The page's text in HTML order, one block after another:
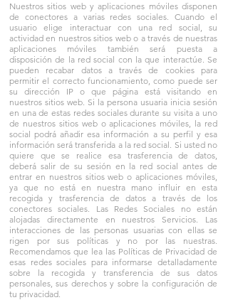
Nuestros sitios web y aplicaciones móviles disponen
de conectores a varias redes sociales. Cuando el
usuario elige interactuar con una red social, su
actividad en nuestros sitios web o a través de nuestras
aplicaciones móviles también será puesta a
disposición de la red social con la que interactúe. Se
pueden recabar datos a través de cookies para
permitir el correcto funcionamiento, como puede ser
su dirección IP o que página está visitando en
nuestros sitios web. Si la persona usuaria inicia sesión
en una de estas redes sociales durante su visita a uno
de nuestros sitios web o aplicaciones móviles, la red
social podrá añadir esa información a su perfil y esa
información será transferida a la red social. Si usted no
quiere que se realice esa trasferencia de datos,
deberá salir de su sesión en la red social antes de
entrar en nuestros sitios web o aplicaciones móviles,
ya que no está en nuestra mano influir en esta
recogida y trasferencia de datos a través de los
conectores sociales. Las Redes Sociales no están
alojadas directamente en nuestros Servicios. Las
interacciones de las personas usuarias con ellas se
rigen por sus políticas y no por las nuestras.
Recomendamos que lea las Políticas de Privacidad de
esas redes sociales para informarse detalladamente
sobre la recogida y transferencia de sus datos
personales, sus derechos y sobre la configuración de
tu privacidad.